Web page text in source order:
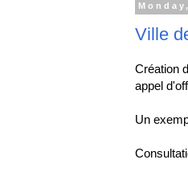
Ville
Création
appel
Un